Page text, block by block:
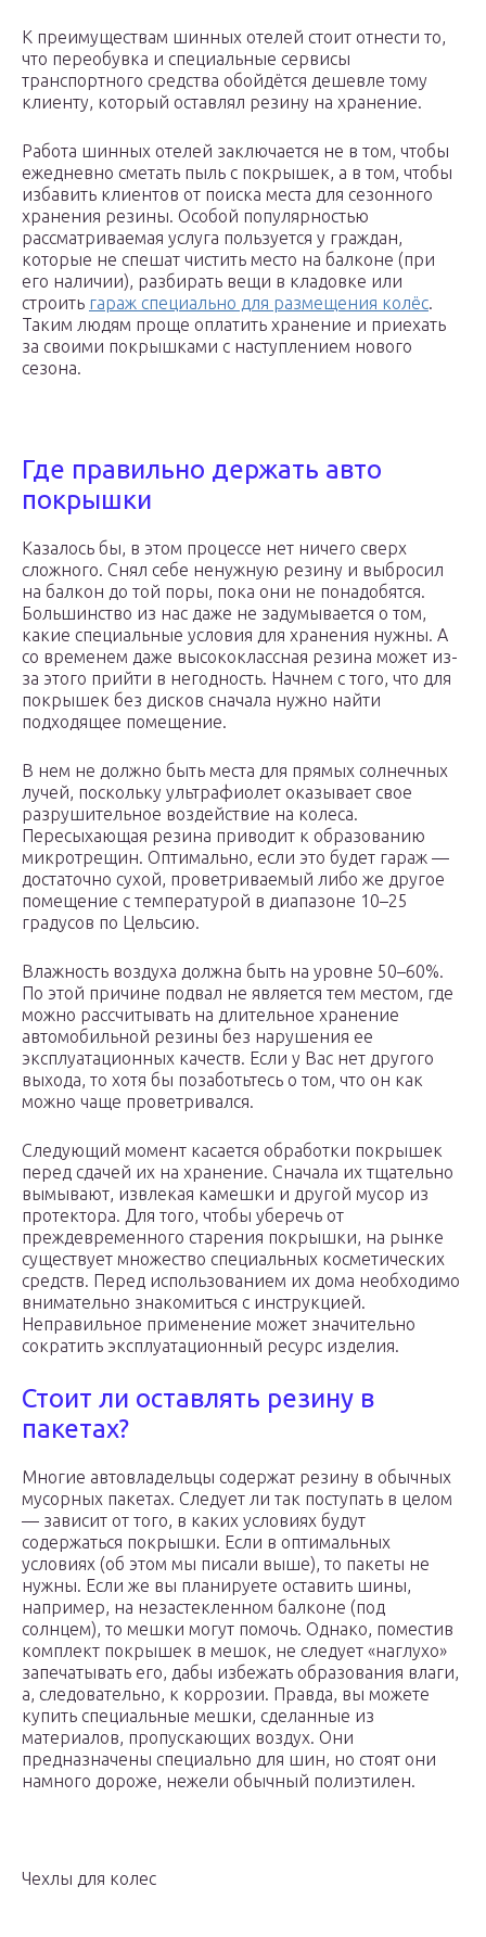
К преимуществам шинных отелей стоит отнести то,
что переобувка и специальные сервисы
транспортного средства обойдётся дешевле тому
клиенту, который оставлял резину на хранение.
Работа шинных отелей заключается не в том, чтобы
ежедневно сметать пыль с покрышек, а в том, чтобы
избавить клиентов от поиска места для сезонного
хранения резины. Особой популярностью
рассматриваемая услуга пользуется у граждан,
которые не спешат чистить место на балконе (при
его наличии), разбирать вещи в кладовке или
строить гараж специально для размещения колёс.
Таким людям проще оплатить хранение и приехать
за своими покрышками с наступлением нового
сезона.
Где правильно держать авто
покрышки
Казалось бы, в этом процессе нет ничего сверх
сложного. Снял себе ненужную резину и выбросил
на балкон до той поры, пока они не понадобятся.
Большинство из нас даже не задумывается о том,
какие специальные условия для хранения нужны. А
со временем даже высококлассная резина может из-
за этого прийти в негодность. Начнем с того, что для
покрышек без дисков сначала нужно найти
подходящее помещение.
В нем не должно быть места для прямых солнечных
лучей, поскольку ультрафиолет оказывает свое
разрушительное воздействие на колеса.
Пересыхающая резина приводит к образованию
микротрещин. Оптимально, если это будет гараж —
достаточно сухой, проветриваемый либо же другое
помещение с температурой в диапазоне 10–25
градусов по Цельсию.
Влажность воздуха должна быть на уровне 50–60%.
По этой причине подвал не является тем местом, где
можно рассчитывать на длительное хранение
автомобильной резины без нарушения ее
эксплуатационных качеств. Если у Вас нет другого
выхода, то хотя бы позаботьтесь о том, что он как
можно чаще проветривался.
Следующий момент касается обработки покрышек
перед сдачей их на хранение. Сначала их тщательно
вымывают, извлекая камешки и другой мусор из
протектора. Для того, чтобы уберечь от
преждевременного старения покрышки, на рынке
существует множество специальных косметических
средств. Перед использованием их дома необходимо
внимательно знакомиться с инструкцией.
Неправильное применение может значительно
сократить эксплуатационный ресурс изделия.
Стоит ли оставлять резину в
пакетах?
Многие автовладельцы содержат резину в обычных
мусорных пакетах. Следует ли так поступать в целом
— зависит от того, в каких условиях будут
содержаться покрышки. Если в оптимальных
условиях (об этом мы писали выше), то пакеты не
нужны. Если же вы планируете оставить шины,
например, на незастекленном балконе (под
солнцем), то мешки могут помочь. Однако, поместив
комплект покрышек в мешок, не следует «наглухо»
запечатывать его, дабы избежать образования влаги,
а, следовательно, к коррозии. Правда, вы можете
купить специальные мешки, сделанные из
материалов, пропускающих воздух. Они
предназначены специально для шин, но стоят они
намного дороже, нежели обычный полиэтилен.
Чехлы для колес